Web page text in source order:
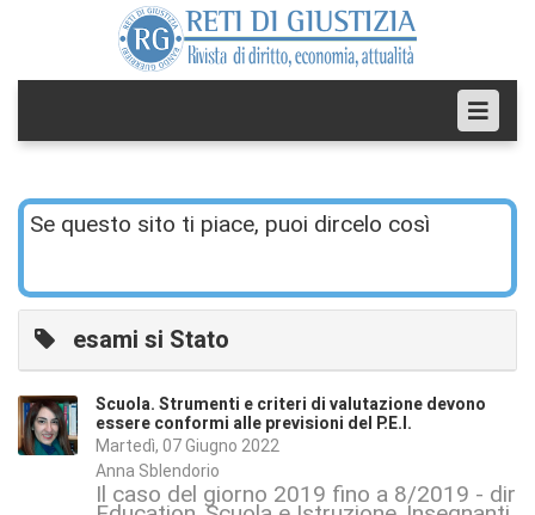
Se questo sito ti piace, puoi dircelo così
esami si Stato
Scuola. Strumenti e criteri di valutazione devono
essere conformi alle previsioni del P.E.I.
Martedì, 07 Giugno 2022
Anna Sblendorio
Il caso del giorno 2019 fino a 8/2019 -